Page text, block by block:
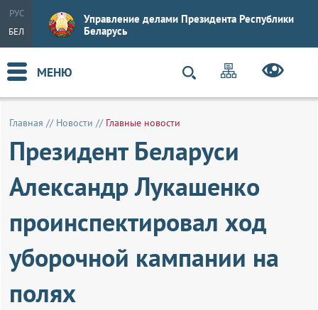
РУС
БЕЛ
Управление делами Президента Республики
Беларусь
МЕНЮ
Главная // Новости // Главные новости
Президент Беларуси
Александр Лукашенко
проинспектировал ход
уборочной кампании на
полях